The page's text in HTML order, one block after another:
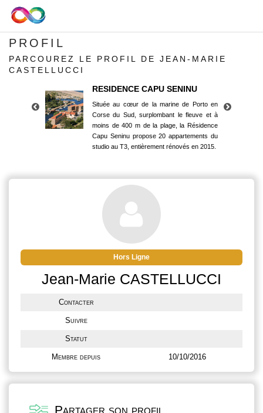
PROFIL
PARCOUREZ LE PROFIL DE JEAN-MARIE
CASTELLUCCI
RESIDENCE CAPU SENINU
Située au cœur de la marine de Porto en
Corse du Sud, surplombant le fleuve et à
moins de 400 m de la plage, la Résidence
Capu Seninu propose 20 appartements du
studio au T3, entièrement rénovés en 2015.
Corse du Sud, surplombant le fleuve et à
moins de 400 m de la plage, la Résidence
Capu Seninu propose 20 appartements du
studio au T3, entièrement rénovés en 2015.
Hors Ligne
Jean-Marie CASTELLUCCI
Contacter
Suivre
Statut
Membre depuis 10/10/2016
Partager son profil